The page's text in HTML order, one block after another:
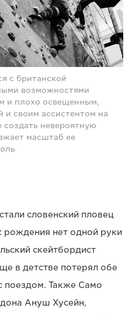
с британской
возможностями
и плохо освещенным,
и своим ассистентом на
невероятную
масштаб ее
словенский пловец
рождения нет одной руки
скейтбордист
в детстве потерял обе
поездом. Также Само
Ануш Хусейн,